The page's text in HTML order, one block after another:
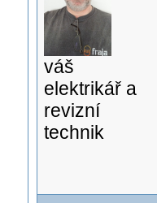
váš
elektrikář a
revizní
technik